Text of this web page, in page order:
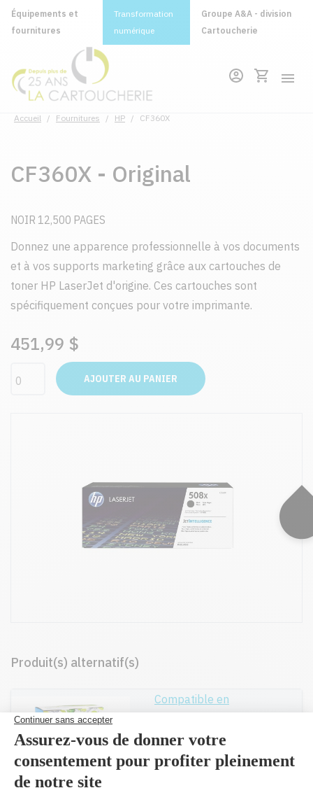
Équipements et
fournitures
Transformation
numérique
Groupe A&A - division
Cartoucherie
Accueil / Fournitures / HP / CF360X
CF360X - Original
NOIR 12,500 PAGES
Donnez une apparence professionnelle à vos documents
et à vos supports marketing grâce aux cartouches de
toner HP LaserJet d'origine. Ces cartouches sont
spécifiquement conçues pour votre imprimante.
451,99 $
AJOUTER AU PANIER
Produit(s) alternatif(s)
Compatible en
CF360X
noir 12,500 pages